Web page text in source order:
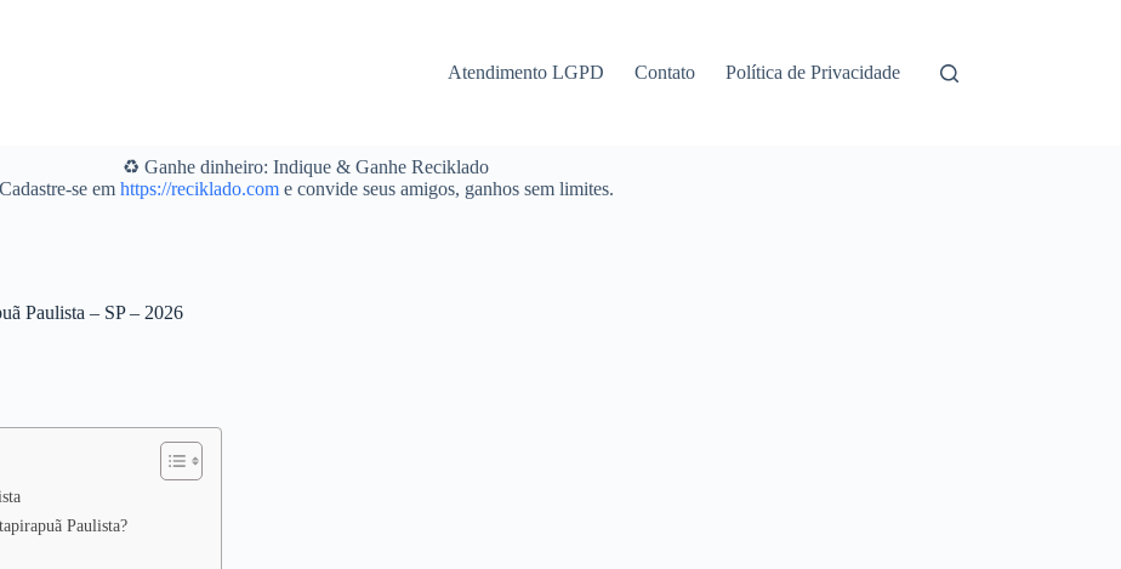
Atendimento LGPD Contato Política de Privacidade
♻️ Ganhe dinheiro: Indique & Ganhe Reciklado
Cadastre-se em https://reciklado.come convide seus amigos, ganhos sem limites.
Paulista – SP – 2026
Paulista?